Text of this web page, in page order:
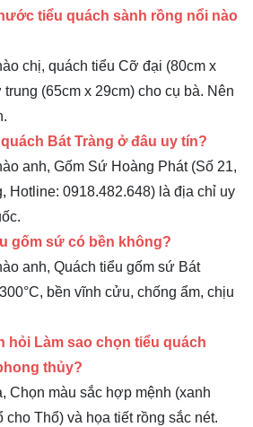
tiểu quách sành rồng nổi nào
chị, quách tiểu Cỡ đại (80cm x
(65cm x 29cm) cho cụ bà. Nên
Bát Tràng ở đâu uy tín?
anh, Gốm Sứ Hoàng Phát (Số 21,
Hotline: 0918.482.648) là địa chỉ uy
gốm sứ có bền không?
anh, Quách tiểu gốm sứ Bát
bền vĩnh cửu, chống ẩm, chịu
hỏi Làm sao chọn tiểu quách
thủy?
Chọn màu sắc hợp mệnh (xanh
cho Thổ) và họa tiết rồng sắc nét.